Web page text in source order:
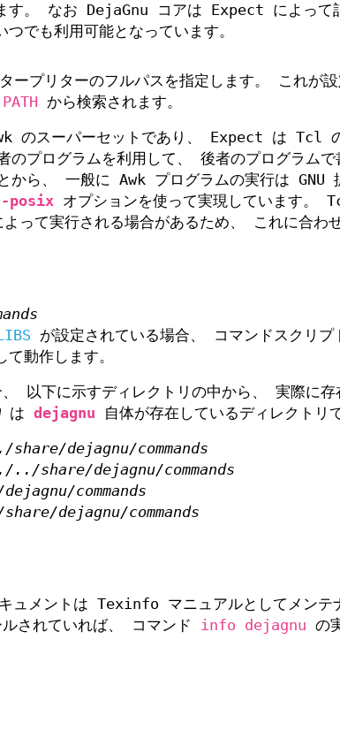
す。 なお DejaGnu コアは Expect によって
つでも利用可能となっています。
ープリターのフルパスを指定します。 これが
PATH から検索されます。
のスーパーセットであり、 Expect は Tcl の
のプログラムを利用して、 後者のプログラム
から、 一般に Awk プログラムの実行は GNU
posix オプションを使って実現しています。
って実行される場合があるため、 これに合わ
が設定されている場合、 コマンドスクリ
て動作します。
以下に示すディレクトリの中から、 実際に存
は dejagnu 自体が存在しているディレクトリ
share/dejagnu/commands
../share/dejagnu/commands
commands
dejagnu/commands
ュメントは Texinfo マニュアルとしてメンテ
されていれば、 コマンド info dejagnu の